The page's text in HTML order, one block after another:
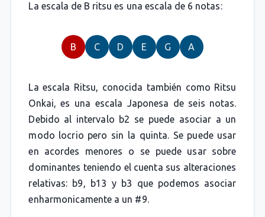
La escala de B ritsu es una escala de 6 notas:
B C D E G A
La escala Ritsu, conocida también como Ritsu
Onkai, es una escala Japonesa de seis notas.
Debido al intervalo b2 se puede asociar a un
modo locrio pero sin la quinta. Se puede usar
en acordes menores o se puede usar sobre
dominantes teniendo el cuenta sus alteraciones
relativas: b9, b13 y b3 que podemos asociar
enharmonicamente a un #9.